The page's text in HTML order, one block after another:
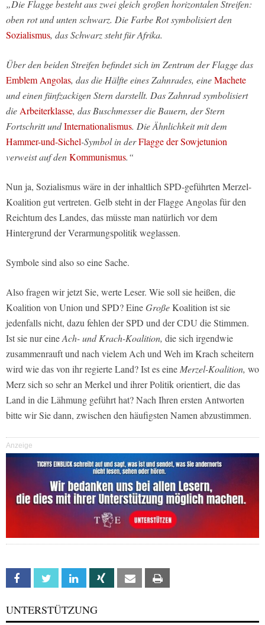
„Die Flagge besteht aus zwei gleich großen horizontalen Streifen:
oben rot und unten schwarz. Die Farbe Rot symbolisiert den
Sozialismus, das Schwarz steht für Afrika.
Über den beiden Streifen befindet sich im Zentrum der Flagge das
Emblem Angolas, das die Hälfte eines Zahnrades, eineMachete
und einen fünfzackigen Stern darstellt. Das Zahnrad symbolisiert
dieArbeiterklasse, das Buschmesser die Bauern, der Stern
Fortschritt undInternationalismus. Die Ähnlichkeit mit dem
Hammer-und-Sichel-Symbol in derFlagge der Sowjetunion
verweist auf denKommunismus.“
Nun ja, Sozialismus wäre in der inhaltlich SPD-geführten Merzel-
Koalition gut vertreten. Gelb steht in der Flagge Angolas für den
Reichtum des Landes, das müsste man natürlich vor dem
Hintergrund der Verarmungspolitik weglassen.
Symbole sind also so eine Sache.
Also fragen wir jetzt Sie, werte Leser. Wie soll sie heißen, die
Koalition von Union und SPD? EineGroßeKoalition ist sie
jedenfalls nicht, dazu fehlen der SPD und der CDU die Stimmen.
Ist sie nur eineAch- und Krach-Koalition, die sich irgendwie
zusammenrauft und nach vielem Ach und Weh im Krach scheitern
wird wie das von ihr regierte Land? Ist es eineMerzel-Koalition, wo
Merz sich so sehr an Merkel und ihrer Politik orientiert, die das
Land in die Lähmung geführt hat? Nach Ihren ersten Antworten
bitte wir Sie dann, zwischen den häufigsten Namen abzustimmen.
Anzeige
Facebook Twitter Linkedin Xing Email
UNTERSTÜTZUNG